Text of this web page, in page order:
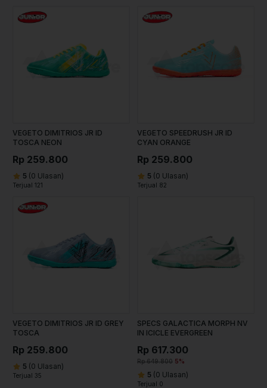
VEGETO DIMITRIOS JR ID
TOSCA NEON
Rp 259.800
5 (0 Ulasan)
Terjual 121
VEGETO SPEEDRUSH JR ID
CYAN ORANGE
Rp 259.800
5 (0 Ulasan)
Terjual 82
VEGETO DIMITRIOS JR ID GREY
TOSCA
Rp 259.800
5 (0 Ulasan)
Terjual 35
SPECS GALACTICA MORPH NV
IN ICICLE EVERGREEN
Rp 617.300
Rp 649.800 5%
5 (0 Ulasan)
Terjual 0